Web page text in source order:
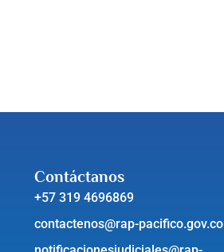
Contáctanos
+57 319 4696869
contactenos@rap-pacifico.gov.co